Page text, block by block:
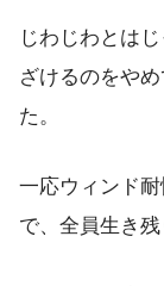
じわじわとは
ざけるのをやめ
た。
一応ウィンド
で、全員生き